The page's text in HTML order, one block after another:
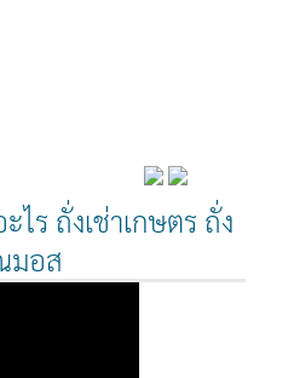
ร ถั่งเช่าเกษตร ถั่ง
มอส